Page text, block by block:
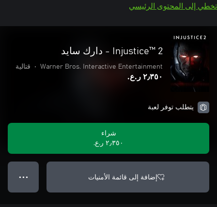
تخطي إلى المحتوى الرئيسي
Injustice™ 2 - دارك سايد
Warner Bros. Interactive Entertainment
• قتالية
٢٫٣٥٠ ر.ع.‏
يتطلب توفر لعبة
شراء
٢٫٣٥٠ ر.ع.‏
إضافة إلى قائمة الأمنيات ● ● ●